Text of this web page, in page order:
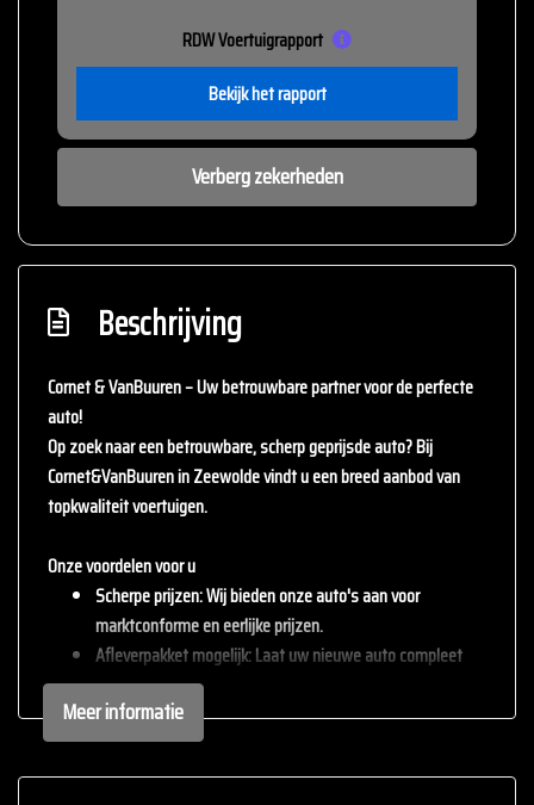
RDW Voertuigrapport
Bekijk het rapport
Verberg zekerheden
Beschrijving
Cornet & VanBuuren – Uw betrouwbare partner voor de perfecte
auto!
Op zoek naar een betrouwbare, scherp geprijsde auto? Bij
Cornet&VanBuurenin Zeewolde vindt u een breed aanbod van
topkwaliteit voertuigen.
Onze voordelen voor u
Scherpe prijzen: Wij bieden onze auto's aan voor
marktconforme en eerlijke prijzen.
Afleverpakket mogelijk: Laat uw nieuwe auto compleet
afleveren met één van onze afleverpakketten (tegen
meerprijs).
Inruil mogelijk: Wij staan open voor uw huidige auto – inruil
is altijd bespreekbaar.
Meer informatie